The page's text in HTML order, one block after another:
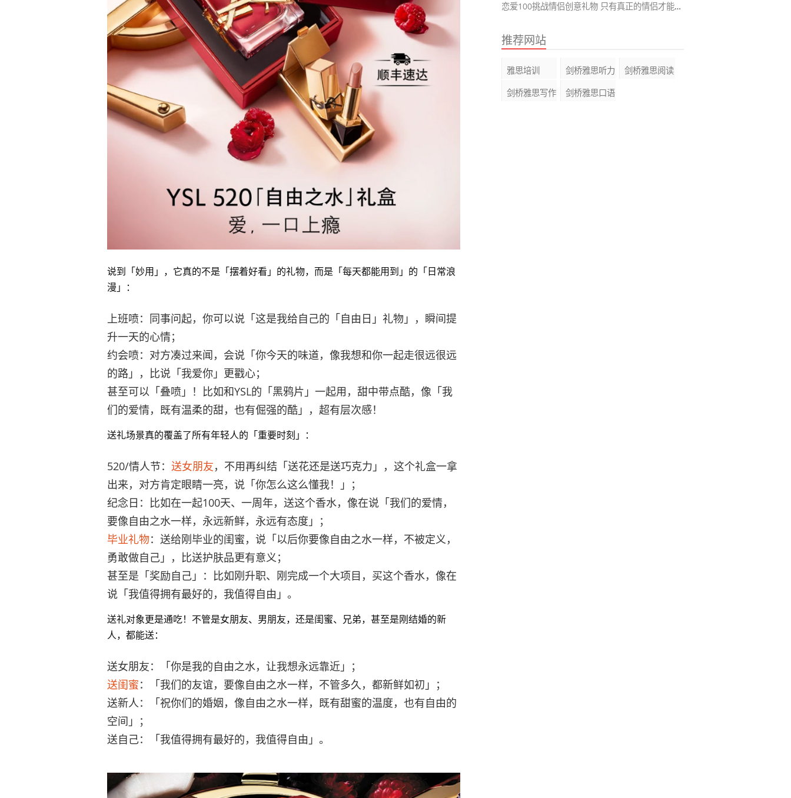
说到「妙用」，它真的不是「摆着好看」的礼物，而是「每天都能用到」的「日常浪
漫」：
上班喷：同事问起，你可以说「这是我给自己的「自由日」礼物」，瞬间提
升一天的心情；
约会喷：对方凑过来闻，会说「你今天的味道，像我想和你一起走很远很远
的路」，比说「我爱你」更戳心；
甚至可以「叠喷」！比如和YSL的「黑鸦片」一起用，甜中带点酷，像「我
们的爱情，既有温柔的甜，也有倔强的酷」，超有层次感！
送礼场景真的覆盖了所有年轻人的「重要时刻」：
520/情人节： 送女朋友，不用再纠结「送花还是送巧克力」，这个礼盒一拿
出来，对方肯定眼睛一亮，说「你怎么这么懂我！」；
纪念日：比如在一起100天、一周年，送这个香水，像在说「我们的爱情，
要像自由之水一样，永远新鲜，永远有态度」；
毕业礼物：送给刚毕业的闺蜜，说「以后你要像自由之水一样，不被定义，
勇敢做自己」，比送护肤品更有意义；
甚至是「奖励自己」：比如刚升职、刚完成一个大项目，买这个香水，像在
说「我值得拥有最好的，我值得自由」。
送礼对象更是通吃！不管是女朋友、男朋友，还是闺蜜、兄弟，甚至是刚结婚的新
人，都能送：
送女朋友：「你是我的自由之水，让我想永远靠近」；
送闺蜜：「我们的友谊，要像自由之水一样，不管多久，都新鲜如初」；
送新人：「祝你们的婚姻，像自由之水一样，既有甜蜜的温度，也有自由的
空间」；
送自己：「我值得拥有最好的，我值得自由」。
恋爱100挑战情侣创意礼物 只有真正的情侣才能完成的挑战
推荐网站
雅思培训 剑桥雅思听力
剑桥雅思阅读
剑桥雅思写作
剑桥雅思口语